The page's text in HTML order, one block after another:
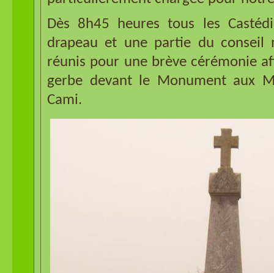
Dès 8h45 heures tous les
drapeau et une partie du conseil
réunis pour une brève cérémonie
gerbe devant le Monument aux
Cami.